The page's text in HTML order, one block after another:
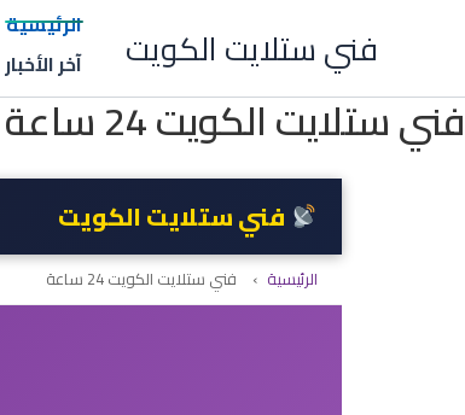
فني ستلايت الكويت الرئيسية
آخر الأخبار
فني ستلايت الكويت 24 ساعة
فني ستلايت الكويت
الرئيسية › فني ستلايت الكويت 24 ساعة